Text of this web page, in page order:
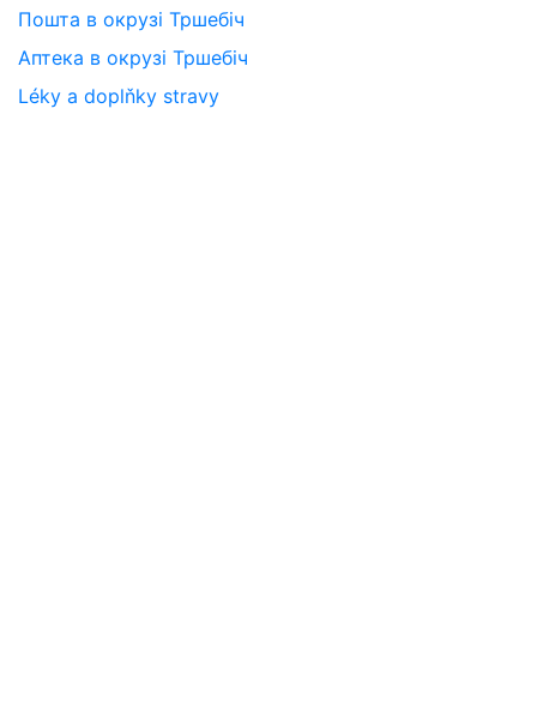
Пошта в окрузі Тршебіч
Аптека в окрузі Тршебіч
Léky a doplňky stravy